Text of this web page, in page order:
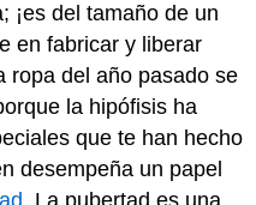
¡es del tamaño de un
en fabricar y liberar
ropa del año pasado se
la hipófisis ha
que te han hecho
desempeña un papel